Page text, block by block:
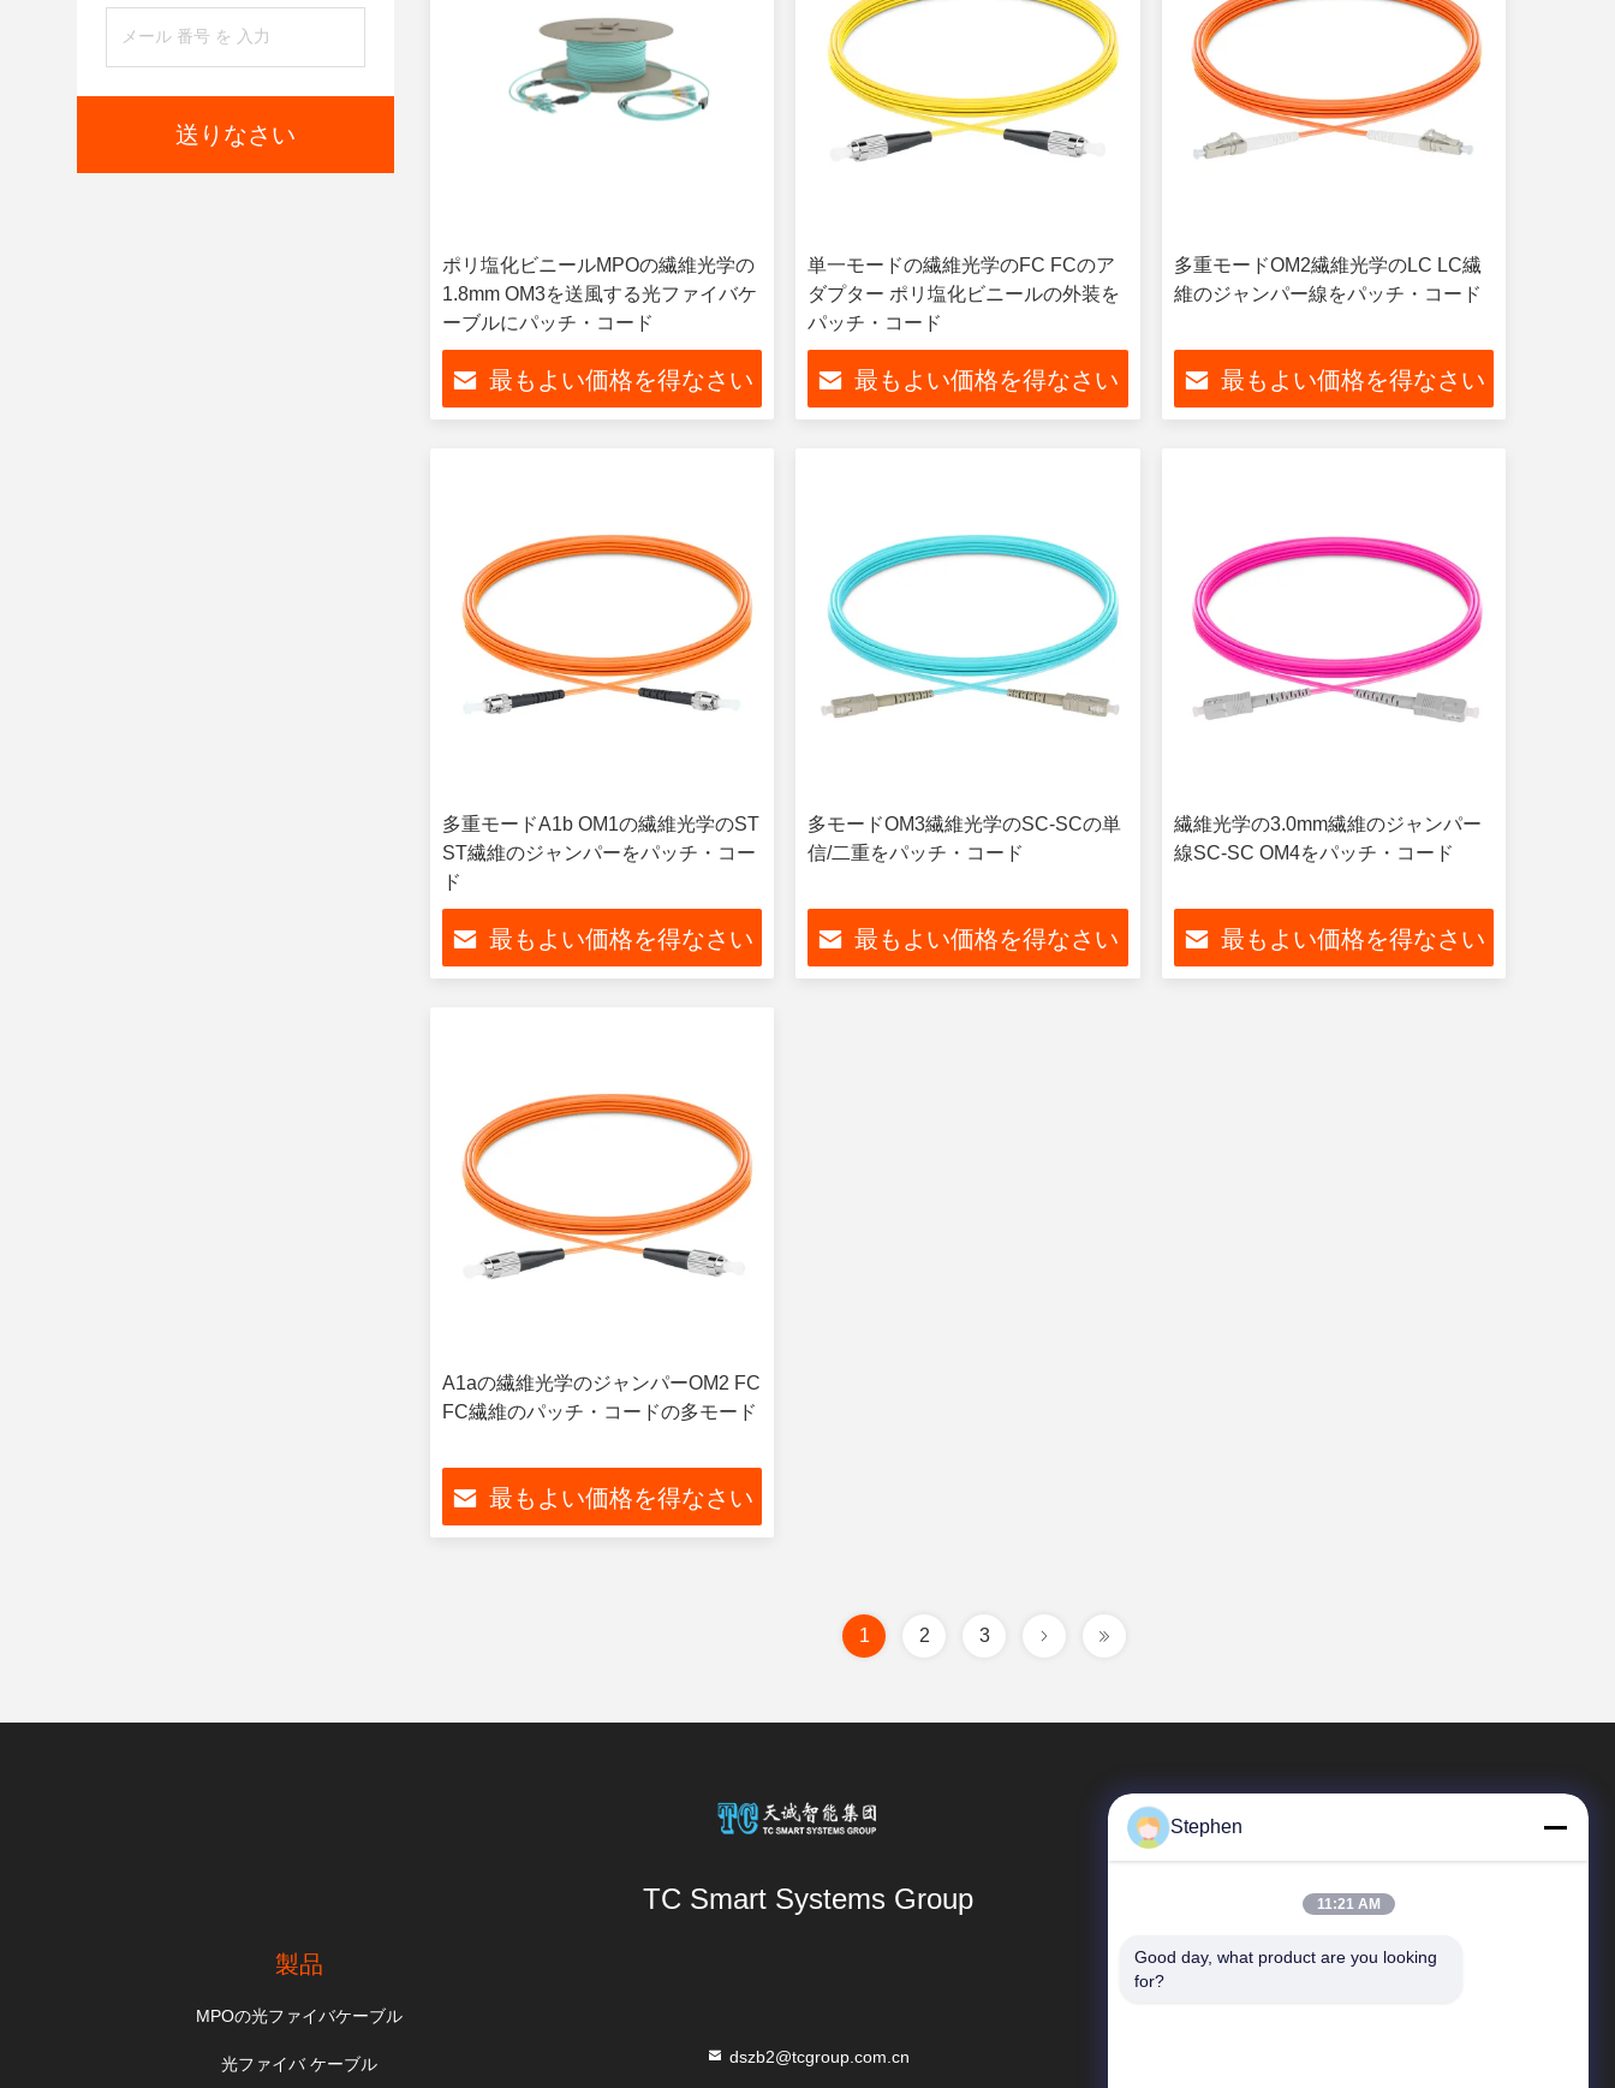
送りなさい
ポリ塩化ビニールMPOの繊維光学の
1.8mm OM3を送風する光ファイバケ
ーブルにパッチ・コード
最もよい価格を得なさい
単一モードの繊維光学のFC FCのア
ダプター ポリ塩化ビニールの外装を
パッチ・コード
最もよい価格を得なさい
多重モードOM2繊維光学のLC LC繊
維のジャンパー線をパッチ・コード
最もよい価格を得なさい
多重モードA1b OM1の繊維光学のST
ST繊維のジャンパーをパッチ・コー
ド
最もよい価格を得なさい
多モードOM3繊維光学のSC-SCの単
信/二重をパッチ・コード
最もよい価格を得なさい
繊維光学の3.0mm繊維のジャンパー
線SC-SC OM4をパッチ・コード
最もよい価格を得なさい
A1aの繊維光学のジャンパーOM2 FC
FC繊維のパッチ・コードの多モード
最もよい価格を得なさい
1 2 3
TC Smart Systems Group
製品
MPOの光ファイバケーブル
光ファイバ ケーブル dszb2@tcgroup.com.cn
速いリンク
Stephen
11:21 AM
Good day, what product are you looking
for?